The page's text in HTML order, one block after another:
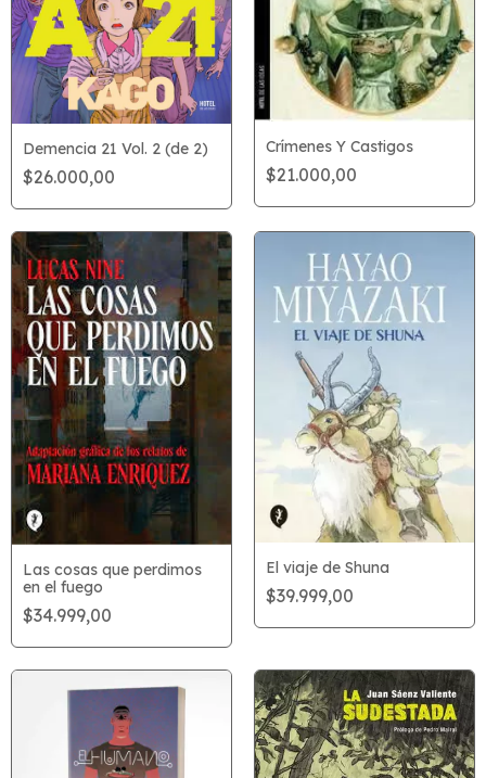
Demencia 21 Vol. 2 (de 2)
$26.000,00
Crímenes Y Castigos
$21.000,00
Las cosas que perdimos
en el fuego
$34.999,00
El viaje de Shuna
$39.999,00